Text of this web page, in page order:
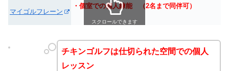
マイゴルフレーン
・個室での個人練能 （2名まで同伴可）
スクロールできます
チキンゴルフは仕切られた空間での個人
レッスン